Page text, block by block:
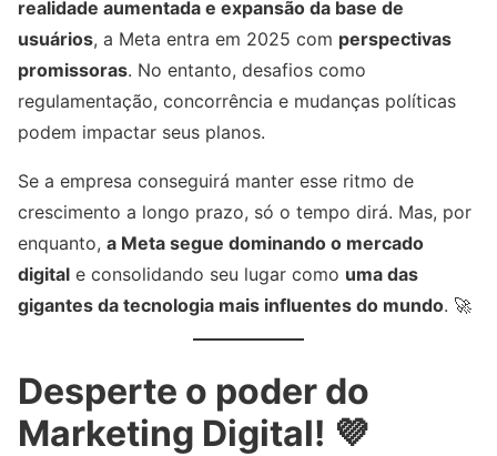
realidade aumentada e expansão da base de
usuários, a Meta entra em 2025 com perspectivas
promissoras. No entanto, desafios como
regulamentação, concorrência e mudanças políticas
podem impactar seus planos.
Se a empresa conseguirá manter esse ritmo de
crescimento a longo prazo, só o tempo dirá. Mas, por
enquanto, a Meta segue dominando o mercado
digital e consolidando seu lugar como uma das
gigantes da tecnologia mais influentes do mundo. 🚀
Desperte o poder do
Marketing Digital! 💜